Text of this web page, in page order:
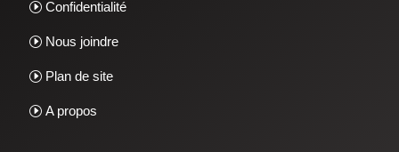
Confidentialité
Nous joindre
Plan de site
A propos